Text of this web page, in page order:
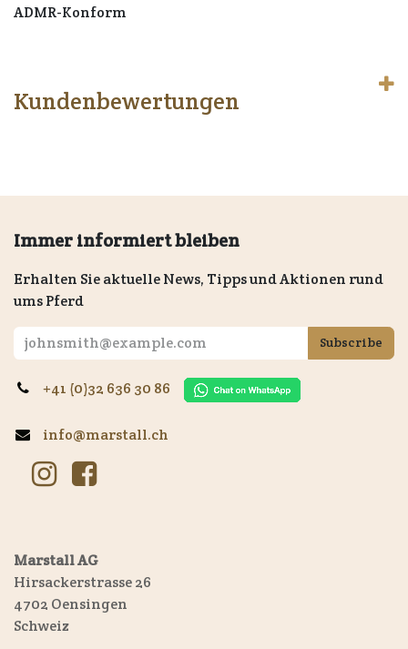
ADMR-Konform
Kundenbewertungen
Immer informiert bleiben
Erhalten Sie aktuelle News, Tipps und Aktionen rund
ums Pferd
Subscribe
+41 (0)32 636 30 86
info@marstall.ch
Marstall AG
Hirsackerstrasse 26
4702 Oensingen
Schweiz